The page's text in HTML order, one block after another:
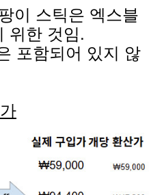
이 스틱은 엑스블
위한 것임.
포함되어 있지 않